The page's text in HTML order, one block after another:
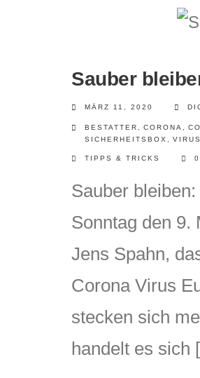
Sauber
MÄRZ 11, 2020
BESTATTER CORONA
SICHERHEITSBOX
VIRUS
TIPPS & TRICKS 0
Sauber
Sonntag den 9.
Jens Spahn,
Corona Virus
stecken sich
handelt es